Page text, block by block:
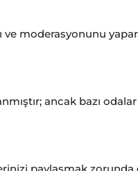
ve moderasyonunu
ancak bazı